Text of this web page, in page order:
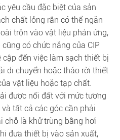
yêu cầu đặc biệt của sản
chất lỏng rắn có thể ngăn
trộn vào vật liệu phản ứng,
có chức năng của CIP
cập đến việc làm sạch thiết bị
di chuyển hoặc tháo rời thiết
vật liệu hoặc tạp chất.
được nối đất với mức tương
tất cả các góc cần phải
chỗ là khử trùng bằng hơi
đưa thiết bị vào sản xuất,